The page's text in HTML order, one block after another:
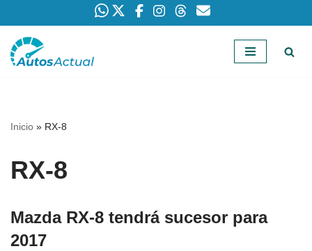
Saltar
Inicio » RX-8
RX-8
Mazda RX-8 tendrá sucesor para
2017